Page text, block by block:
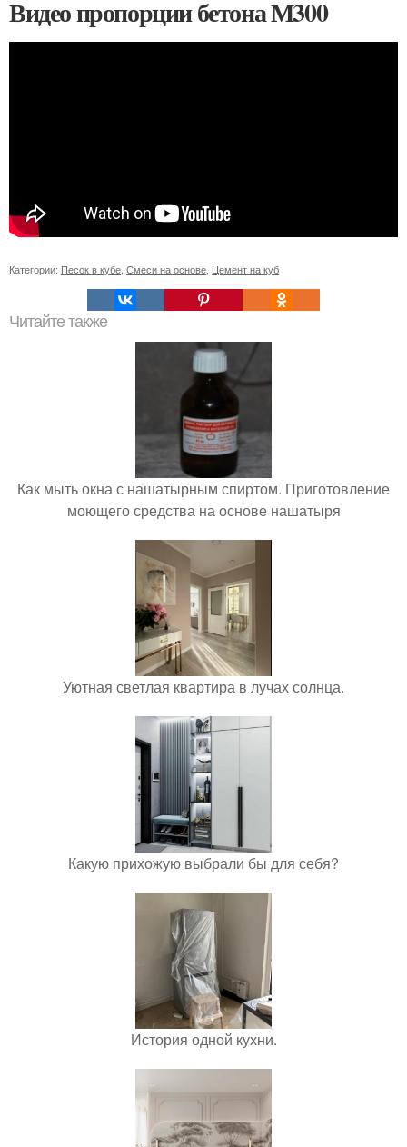
Видео пропорции бетона М300
Категории: Песок в кубе Смеси на основе Цемент на куб
Читайте также
Как мыть окна с нашатырным спиртом. Приготовление
моющего средства на основе нашатыря
Уютная светлая квартира в лучах солнца.
Какую прихожую выбрали бы для себя?
История одной кухни.